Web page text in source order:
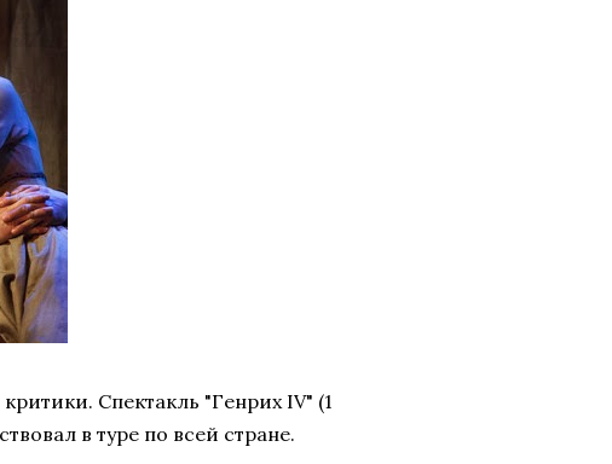
Спектакль "Генрих IV" (1
в туре по всей стране.